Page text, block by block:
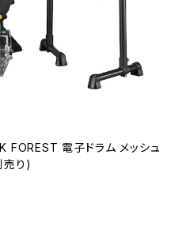
電子ドラム メッシュ
売り)